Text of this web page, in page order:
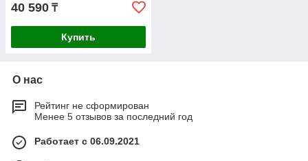
40 590 ₸
Купить
О нас
Рейтинг не сформирован
Менее 5 отзывов за последний год
Работает с 06.09.2021